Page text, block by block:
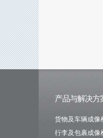
产品与解决方
货物及车辆成像
行李及包裹成像